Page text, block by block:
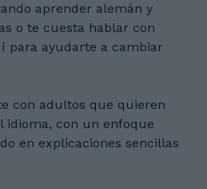
aprender alemán y
o te cuesta hablar con
para ayudarte a cambiar
con adultos que quieren
idioma, con un enfoque
en explicaciones sencillas